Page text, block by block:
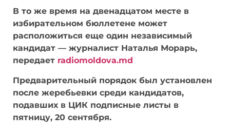
избирательном бюллетене может
расположиться еще один независимый
кандидат — журналист Наталья Морарь,
передает
radiomoldova.md
установлен после жеребьевки среди
кандидатов, подавших в ЦИК подписные
листы в пятницу, 20 сентября.